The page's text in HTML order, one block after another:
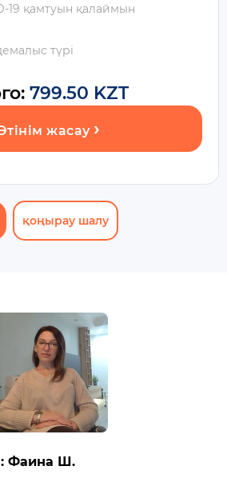
19 қамтуын қалаймын
түрі
799.50 KZT
жасау
қоңырау шалу
Фаина Ш.